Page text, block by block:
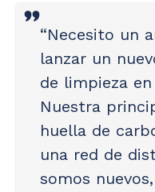
“Necesito un
lanzar un
de limpieza
Nuestra
huella de
una red de
somos